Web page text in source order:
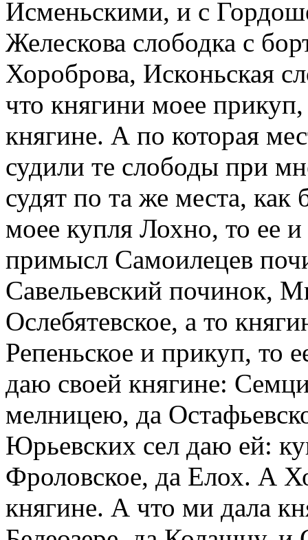
Исменьскими, и с
Желескова слободка с
Хороброва, Исконьская
что княгини моее
княгине. А по которая
судили те слободы при
судят по та же места,
моее купля Лохно, то ее
примысл Самоилецев
Савельевский починок,
Ослебятевское, а то
Репеньское и прикуп, то
даю своей княгине:
мелницею, да
Юрьевских сел даю ей:
Фроловское, да Елох. А
княгине. А что ми дала